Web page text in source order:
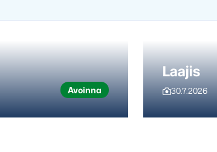
Avoinna
Laajis
30.7.2026